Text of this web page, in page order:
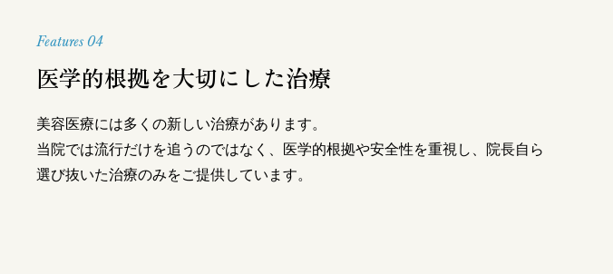
Features 04
医学的根拠を大切にした治療
美容医療には多くの新しい治療があります。
当院では流行だけを追うのではなく、医学的根拠や安全性を重視し、院長自ら
選び抜いた治療のみをご提供しています。